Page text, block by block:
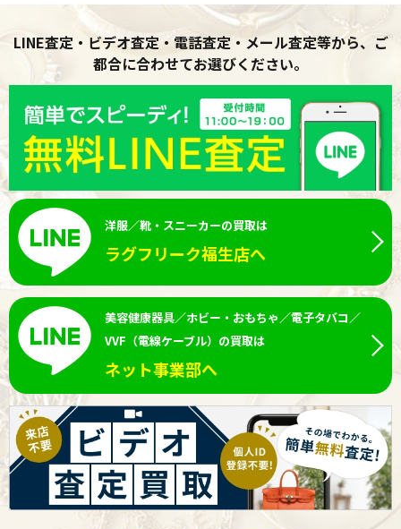
LINE査定・ビデオ査定・電話査定・メール査定等から、ご
都合に合わせてお選びください。
洋服／靴・スニーカーの買取は
ラグフリーク福生店へ
美容健康器具／ホビー・おもちゃ／電子タバコ／
VVF（電線ケーブル）の買取は
ネット事業部へ